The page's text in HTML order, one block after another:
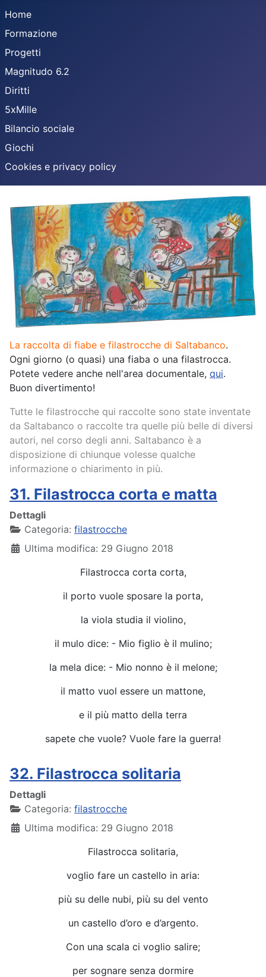
Home
Formazione
Progetti
Magnitudo 6.2
Diritti
5xMille
Bilancio sociale
Giochi
Cookies e privacy policy
La raccolta di fiabe e filastrocche di Saltabanco.
Ogni giorno (o quasi) una fiaba o una filastrocca.
Potete vedere anche nell'area documentale, qui.
Buon divertimento!
Tutte le filastrocche qui raccolte sono state inventate
da Saltabanco o raccolte tra quelle più belle di diversi
autori, nel corso degli anni. Saltabanco è a
disposizione di chiunque volesse qualche
informazione o chiarimento in più.
31. Filastrocca corta e matta
Dettagli
Categoria: filastrocche
Ultima modifica: 29 Giugno 2018
Filastrocca corta corta,
il porto vuole sposare la porta,
la viola studia il violino,
il mulo dice: - Mio figlio è il mulino;
la mela dice: - Mio nonno è il melone;
il matto vuol essere un mattone,
e il più matto della terra
sapete che vuole? Vuole fare la guerra!
32. Filastrocca solitaria
Dettagli
Categoria: filastrocche
Ultima modifica: 29 Giugno 2018
Filastrocca solitaria,
voglio fare un castello in aria:
più su delle nubi, più su del vento
un castello d’oro e d’argento.
Con una scala ci voglio salire;
per sognare senza dormire